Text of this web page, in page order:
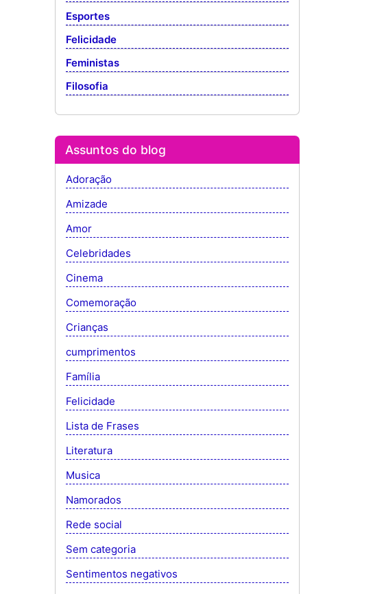
Esportes
Felicidade
Feministas
Filosofia
Assuntos do blog
Adoração
Amizade
Amor
Celebridades
Cinema
Comemoração
Crianças
cumprimentos
Família
Felicidade
Lista de Frases
Literatura
Musica
Namorados
Rede social
Sem categoria
Sentimentos negativos